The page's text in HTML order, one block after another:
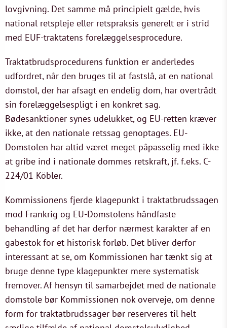
lovgivning. Det samme må principielt gælde, hvis
national retspleje eller retspraksis generelt er i strid
med EUF-traktatens forelæggelsesprocedure.
Traktatbrudsprocedurens funktion er anderledes
udfordret, når den bruges til at fastslå, at en national
domstol, der har afsagt en endelig dom, har overtrådt
sin forelæggelsespligt i en konkret sag.
Bødesanktioner synes udelukket, og EU-retten kræver
ikke, at den nationale retssag genoptages. EU-
Domstolen har altid været meget påpasselig med ikke
at gribe ind i nationale dommes retskraft, jf. f.eks. C-
224/01 Köbler.
Kommissionens fjerde klagepunkt i traktatbrudssagen
mod Frankrig og EU-Domstolens håndfaste
behandling af det har derfor nærmest karakter af en
gabestok for et historisk forløb. Det bliver derfor
interessant at se, om Kommissionen har tænkt sig at
bruge denne type klagepunkter mere systematisk
fremover. Af hensyn til samarbejdet med de nationale
domstole bør Kommissionen nok overveje, om denne
form for traktatbrudssager bør reserveres til helt